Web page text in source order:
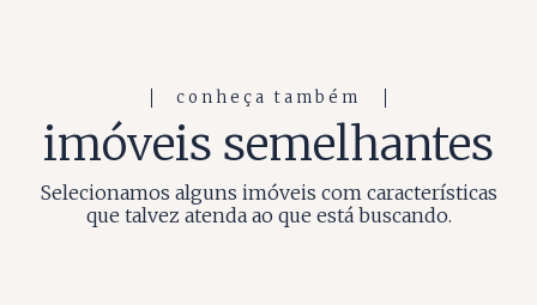
conheça também
imóveis semelhantes
Selecionamos alguns imóveis com características
que talvez atenda ao que está buscando.